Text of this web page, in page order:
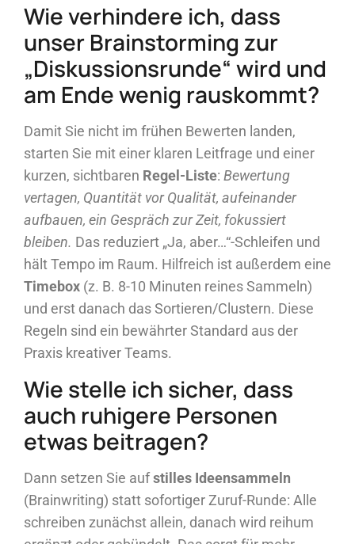
Wie verhindere ich, dass
unser Brainstorming zur
„Diskussionsrunde“ wird und
am Ende wenig rauskommt?
Damit Sie nicht im frühen Bewerten landen,
starten Sie mit einer klaren Leitfrage und einer
kurzen, sichtbaren Regel-Liste: Bewertung
vertagen, Quantität vor Qualität, aufeinander
aufbauen, ein Gespräch zur Zeit, fokussiert
bleiben. Das reduziert „Ja, aber…“-Schleifen und
hält Tempo im Raum. Hilfreich ist außerdem eine
Timebox (z. B. 8-10 Minuten reines Sammeln)
und erst danach das Sortieren/Clustern. Diese
Regeln sind ein bewährter Standard aus der
Praxis kreativer Teams.
Wie stelle ich sicher, dass
auch ruhigere Personen
etwas beitragen?
Dann setzen Sie aufstilles Ideensammeln
(Brainwriting) statt sofortiger Zuruf-Runde: Alle
schreiben zunächst allein, danach wird reihum